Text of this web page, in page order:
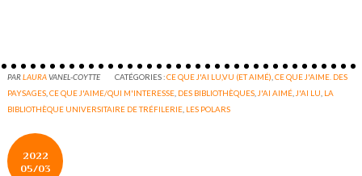
PARLAURAVANEL-COYTTE CATÉGORIES :CE QUE J'AI LU,VU (ET AIMÉ) ,CE QUE J'AIME. DES
PAYSAGES ,CE QUE J'AIME/QUI M'INTERESSE DES BIBLIOTHÈQUES J'AI AIMÉ J'AI LU LA
BIBLIOTHÈQUE UNIVERSITAIRE DE TRÉFILERIE LES POLARS
2022
05/03